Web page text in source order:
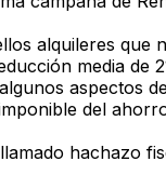
alquileres que
media de
aspectos
del
hachazo